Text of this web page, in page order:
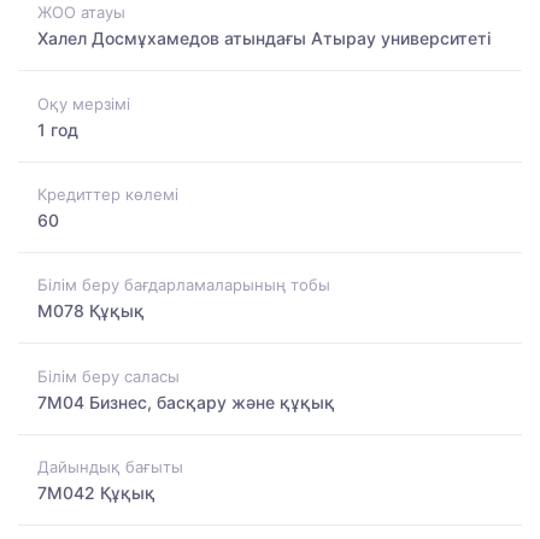
ЖОО атауы
Халел Досмұхамедов атындағы Атырау университеті
Оқу мерзімі
1 год
Кредиттер көлемі
60
Білім беру бағдарламаларының тобы
M078 Құқық
Білім беру саласы
7M04 Бизнес, басқару және құқық
Дайындық бағыты
7M042 Құқық